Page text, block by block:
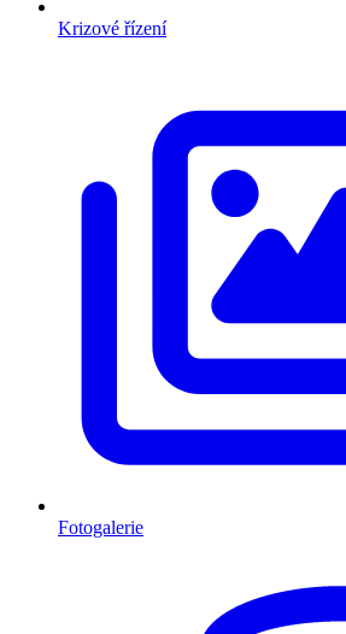
Krizové řízení
Fotogalerie